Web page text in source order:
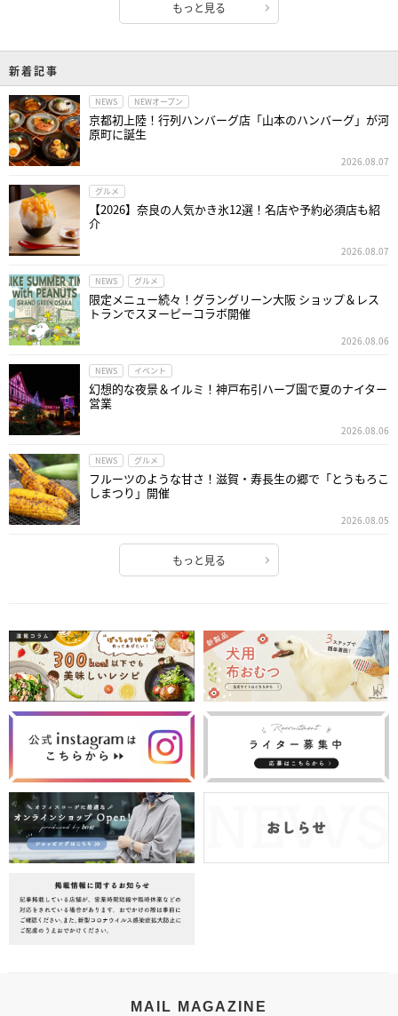
もっと見る
新着記事
NEWS NEWオープン
京都初上陸！行列ハンバーグ店「山本のハンバーグ」が河
原町に誕生
2026.08.07
グルメ
【2026】奈良の人気かき氷12選！名店や予約必須店も紹
介
2026.08.07
NEWS グルメ
限定メニュー続々！グラングリーン大阪 ショップ＆レス
トランでスヌーピーコラボ開催
2026.08.06
NEWS イベント
幻想的な夜景＆イルミ！神戸布引ハーブ園で夏のナイター
営業
2026.08.06
NEWS グルメ
フルーツのような甘さ！滋賀・寿長生の郷で「とうもろこ
しまつり」開催
2026.08.05
もっと見る
MAIL MAGAZINE